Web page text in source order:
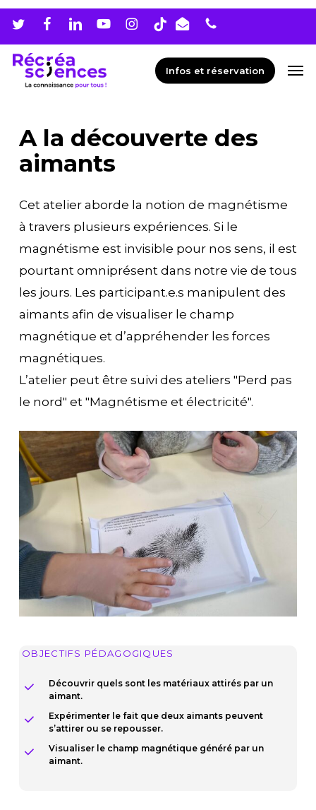
Skip
main
content
Infos et réservation
A la découverte des
aimants
Cet atelier aborde la notion de magnétisme
à travers plusieurs expériences. Si le
magnétisme est invisible pour nos sens, il est
pourtant omniprésent dans notre vie de tous
les jours. Les participant.e.s manipulent des
aimants afin de visualiser le champ
magnétique et d’appréhender les forces
magnétiques.
L’atelier peut être suivi des ateliers "Perd pas
le nord" et "Magnétisme et électricité".
OBJECTIFS PÉDAGOGIQUES
Découvrir quels sont les matériaux attirés par un
aimant.
Expérimenter le fait que deux aimants peuvent
s’attirer ou se repousser.
Visualiser le champ magnétique généré par un
aimant.
Menu